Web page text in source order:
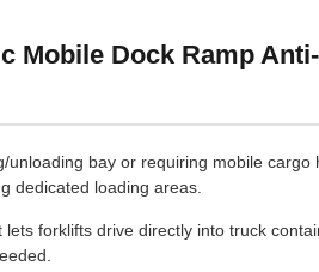
Mobile Dock Ramp
unloading bay or requiring mobile
dedicated loading areas.
forklifts drive directly into truck